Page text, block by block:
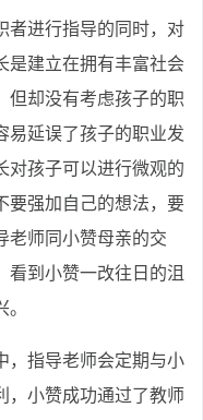
者进行指导的同时，对
是建立在拥有丰富社会
但却没有考虑孩子的职
易延误了孩子的职业发
对孩子可以进行微观的
要强加自己的想法，要
老师同小赞母亲的交
看到小赞一改往日的沮
，指导老师会定期与小
，小赞成功通过了教师